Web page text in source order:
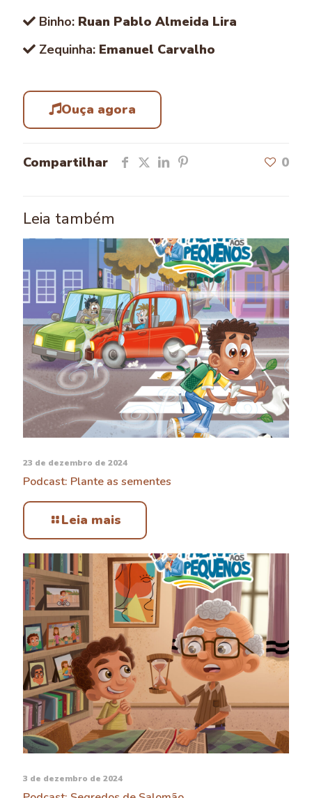
Binho: Ruan Pablo Almeida Lira
Zequinha: Emanuel Carvalho
Ouça agora
Compartilhar 0
Leia também
23 de dezembro de 2024
Podcast: Plante as sementes
Leia mais
3 de dezembro de 2024